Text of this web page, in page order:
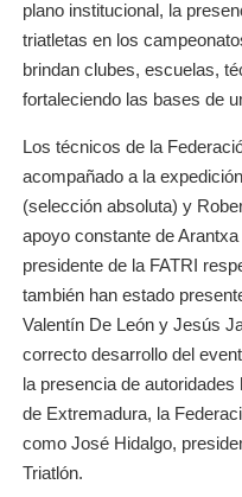
plano institucional, la
triatletas en los
brindan clubes, escuelas,
fortaleciendo las bases de
Los técnicos de la
acompañado a la
(selección absoluta) y
apoyo constante de
presidente de la FATRI
también han estado
Valentín De León y Jesús
correcto desarrollo del
la presencia de
de Extremadura, la
como José Hidalgo,
Triatlón.